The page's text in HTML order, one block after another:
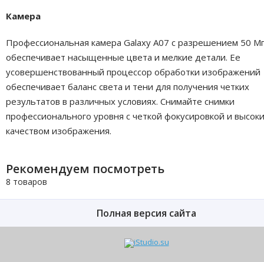
Камера
Профессиональная камера Galaxy A07 с разрешением 50
обеспечивает насыщенные цвета и мелкие детали. Ее
усовершенствованный процессор обработки изображений
обеспечивает баланс света и тени для получения четких
результатов в различных условиях. Снимайте снимки
профессионального уровня с четкой фокусировкой и
качеством изображения.
Рекомендуем посмотреть
8 товаров
Полная версия сайта